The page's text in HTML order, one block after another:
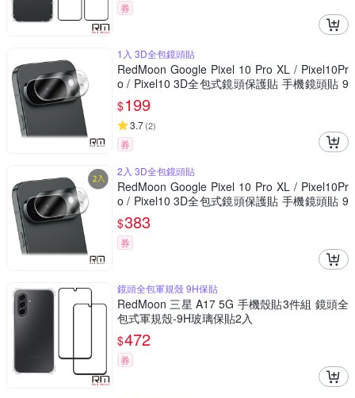
券
1入 3D全包鏡頭貼
RedMoon Google Pixel 10 Pro XL / Pixel10Pr
o / Pixel10 3D全包式鏡頭保護貼 手機鏡頭貼 9
H玻璃保貼
$199
3.7(2)
券
2入 3D全包鏡頭貼
RedMoon Google Pixel 10 Pro XL / Pixel10Pr
o / Pixel10 3D全包式鏡頭保護貼 手機鏡頭貼 9
H玻璃保貼 2入
$383
券
鏡頭全包軍規殼 9H保貼
RedMoon 三星 A17 5G 手機殼貼3件組 鏡頭全
包式軍規殼-9H玻璃保貼2入
$472
券